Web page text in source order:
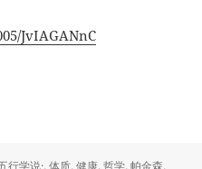
JvIAGANnC
行学说·,体质,健康,哲学,帕金森,